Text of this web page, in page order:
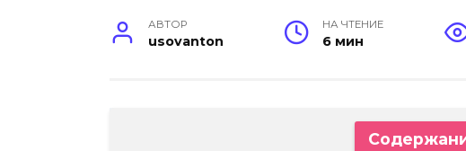
АВТОР
usovanton
НА ЧТЕНИЕ
6 мин